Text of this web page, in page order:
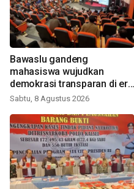
Bawaslu gandeng
mahasiswa wujudkan
demokrasi transparan di era
digital
Sabtu, 8 Agustus 2026